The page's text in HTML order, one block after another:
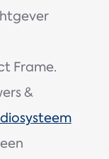
Frame.
&